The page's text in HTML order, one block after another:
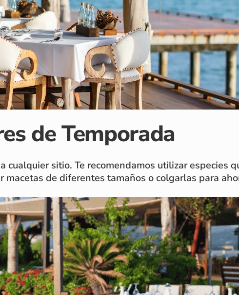
de Temporada
sitio. Te recomendamos utilizar especies
de diferentes tamaños o colgarlas para